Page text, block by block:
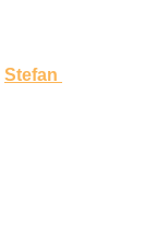
Stefan